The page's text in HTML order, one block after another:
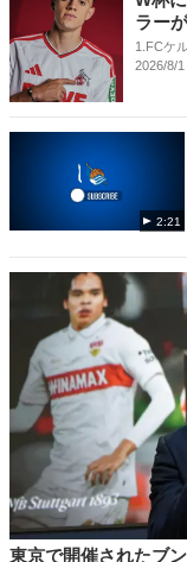
ラー
1.FCケ
2026/8/
2:21
東京で開催されたブ